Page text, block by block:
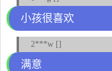
小孩很喜欢
2***w []
满意